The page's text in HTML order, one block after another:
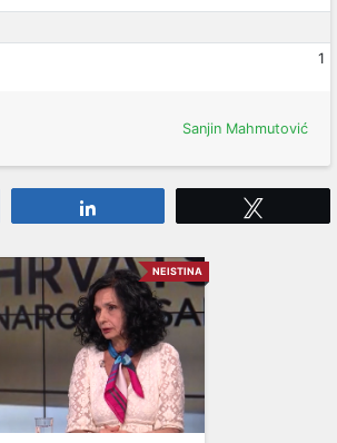
1
Sanjin Mahmutović
NEISTINA